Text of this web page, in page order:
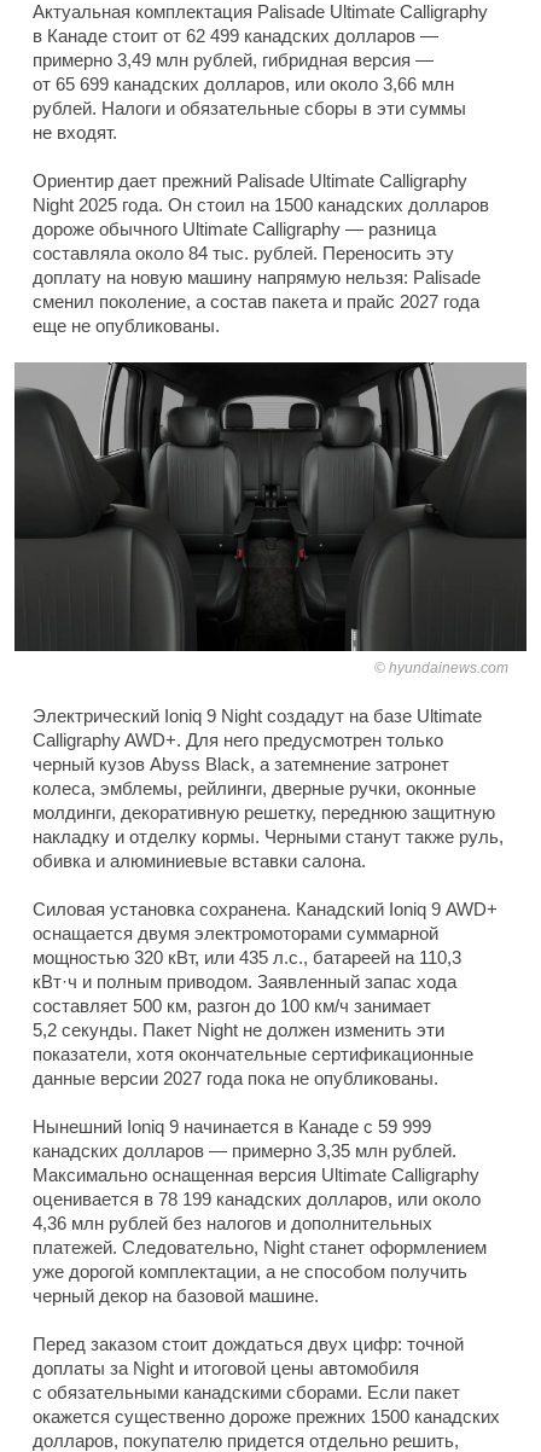
Актуальная комплектация Palisade Ultimate Calligraphy
в Канаде стоит от 62 499 канадских долларов —
примерно 3,49 млн рублей, гибридная версия —
от 65 699 канадских долларов, или около 3,66 млн
рублей. Налоги и обязательные сборы в эти суммы
не входят.
Ориентир дает прежний Palisade Ultimate Calligraphy
Night 2025 года. Он стоил на 1500 канадских долларов
дороже обычного Ultimate Calligraphy — разница
составляла около 84 тыс. рублей. Переносить эту
доплату на новую машину напрямую нельзя: Palisade
сменил поколение, а состав пакета и прайс 2027 года
еще не опубликованы.
hyundainews.com
Электрический Ioniq 9 Night создадут на базе Ultimate
Calligraphy AWD+. Для него предусмотрен только
черный кузов Abyss Black, а затемнение затронет
колеса, эмблемы, рейлинги, дверные ручки, оконные
молдинги, декоративную решетку, переднюю защитную
накладку и отделку кормы. Черными станут также руль,
обивка и алюминиевые вставки салона.
Силовая установка сохранена. Канадский Ioniq 9 AWD+
оснащается двумя электромоторами суммарной
мощностью 320 кВт, или 435 л.с., батареей на 110,3
кВт·ч и полным приводом. Заявленный запас хода
составляет 500 км, разгон до 100 км/ч занимает
5,2 секунды. Пакет Night не должен изменить эти
показатели, хотя окончательные сертификационные
данные версии 2027 года пока не опубликованы.
Нынешний Ioniq 9 начинается в Канаде с 59 999
канадских долларов — примерно 3,35 млн рублей.
Максимально оснащенная версия Ultimate Calligraphy
оценивается в 78 199 канадских долларов, или около
4,36 млн рублей без налогов и дополнительных
платежей. Следовательно, Night станет оформлением
уже дорогой комплектации, а не способом получить
черный декор на базовой машине.
Перед заказом стоит дождаться двух цифр: точной
доплаты за Night и итоговой цены автомобиля
с обязательными канадскими сборами. Если пакет
окажется существенно дороже прежних 1500 канадских
долларов, покупателю придется отдельно решить,